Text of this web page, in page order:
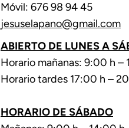
Móvil: 676 98 94 45
jesuselapano@gmail.com
ABIERTO DE LUNES A
Horario mañanas: 9:00 h –
Horario tardes 17:00 h –
HORARIO DE SÁBADO